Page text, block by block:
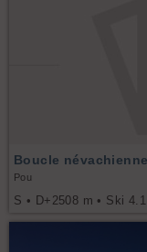
Boucle
Pou
S • D+2508 m • Ski 4.1